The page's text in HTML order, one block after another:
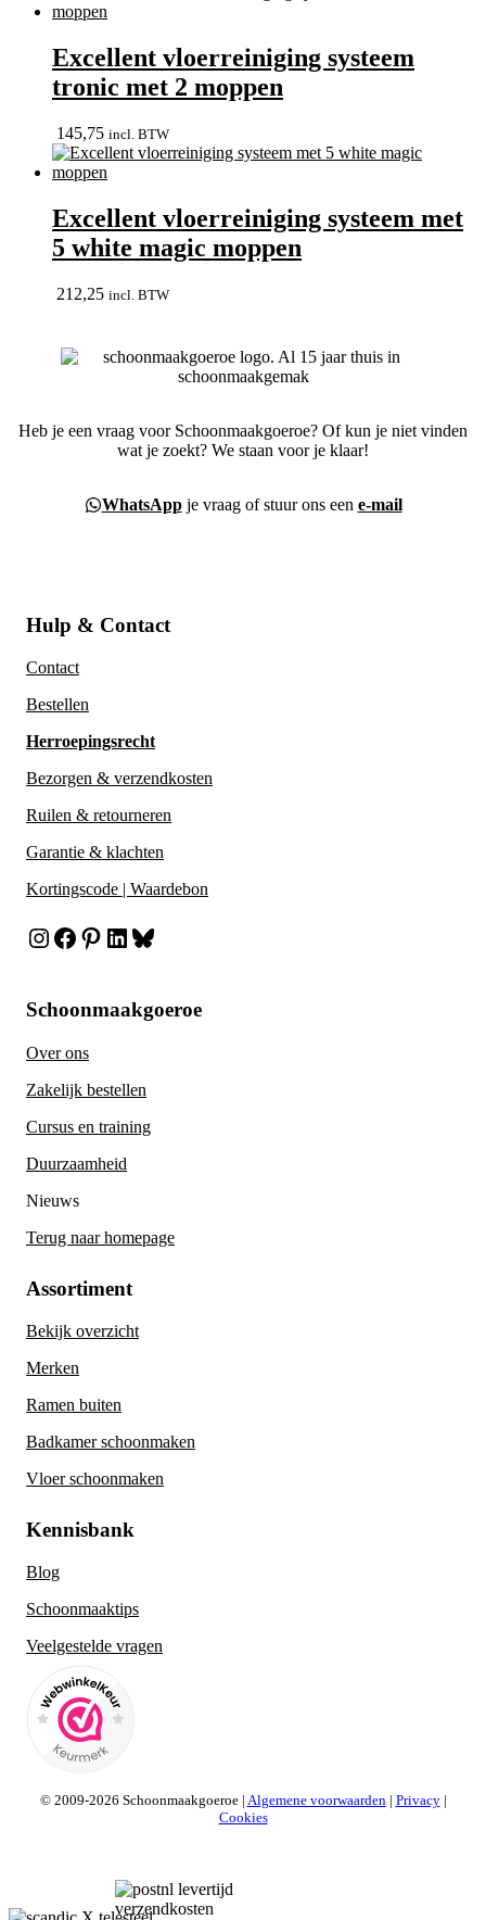
Excellent vloerreiniging systeem
tronic met 2 moppen
145,75 incl. BTW
Excellent vloerreiniging systeem met
5 white magic moppen
212,25 incl. BTW
Heb je een vraag voor Schoonmaakgoeroe? Of kun je niet vinden
wat je zoekt? We staan voor je klaar!
WhatsAppje vraag of stuur ons een e-mail
Hulp & Contact
Contact
Bestellen
Herroepingsrecht
Bezorgen & verzendkosten
Ruilen & retourneren
Garantie & klachten
Kortingscode | Waardebon
Instagram
Facebook
Pinterest
LinkedIn
Bluesky
Schoonmaakgoeroe
Over ons
Zakelijk bestellen
Cursus en training
Duurzaamheid
Nieuws
Terug naar homepage
Assortiment
Bekijk overzicht
Merken
Ramen buiten
Badkamer schoonmaken
Vloer schoonmaken
Kennisbank
Blog
Schoonmaaktips
Veelgestelde vragen
© 2009-2026 Schoonmaakgoeroe | Algemene voorwaarden| Privacy|
Cookies